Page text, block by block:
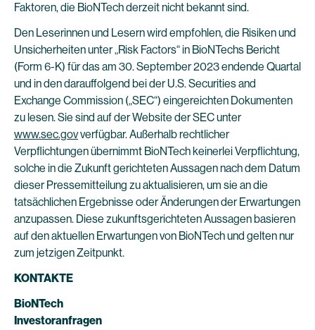
Faktoren, die BioNTech derzeit nicht bekannt sind.
Den Leserinnen und Lesern wird empfohlen, die Risiken und
Unsicherheiten unter „Risk Factors“ in BioNTechs Bericht
(Form 6-K) für das am 30. September 2023 endende Quartal
und in den darauffolgend bei der U.S. Securities and
Exchange Commission („SEC“) eingereichten Dokumenten
zu lesen. Sie sind auf der Website der SEC unter
www.sec.govverfügbar. Außerhalb rechtlicher
Verpflichtungen übernimmt BioNTech keinerlei Verpflichtung,
solche in die Zukunft gerichteten Aussagen nach dem Datum
dieser Pressemitteilung zu aktualisieren, um sie an die
tatsächlichen Ergebnisse oder Änderungen der Erwartungen
anzupassen. Diese zukunftsgerichteten Aussagen basieren
auf den aktuellen Erwartungen von BioNTech und gelten nur
zum jetzigen Zeitpunkt.
KONTAKTE
BioNTech
Investoranfragen